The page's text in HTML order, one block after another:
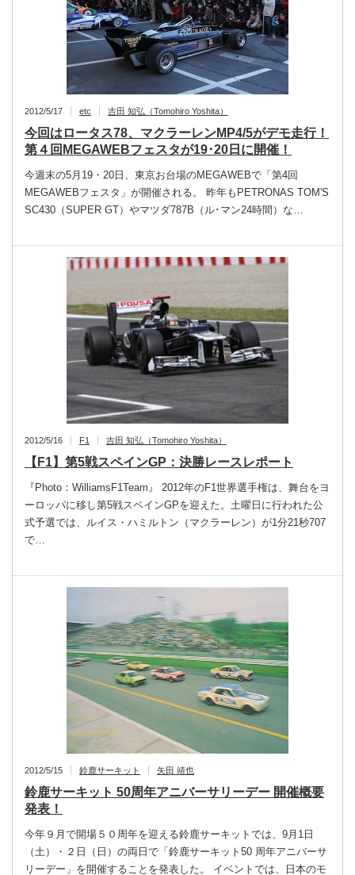
2012/5/17 etc 吉田 知弘（Tomohiro Yoshita）
今回はロータス78、マクラーレンMP4/5がデモ走行！
第４回MEGAWEBフェスタが19･20日に開催！
今週末の5月19・20日、東京お台場のMEGAWEBで「第4回
MEGAWEBフェスタ」が開催される。 昨年もPETRONAS TOM'S
SC430（SUPER GT）やマツダ787B（ル･マン24時間）な…
2012/5/16 F1 吉田 知弘（Tomohiro Yoshita）
【F1】第5戦スペインGP：決勝レースレポート
『Photo：WilliamsF1Team』 2012年のF1世界選手権は、舞台をヨ
ーロッパに移し第5戦スペインGPを迎えた。土曜日に行われた公
式予選では、ルイス・ハミルトン（マクラーレン）が1分21秒707
で…
2012/5/15 鈴鹿サーキット 矢田 靖也
鈴鹿サーキット 50周年アニバーサリーデー 開催概要
発表！
今年９月で開場５０周年を迎える鈴鹿サーキットでは、9月1日
（土）・２日（日）の両日で「鈴鹿サーキット50 周年アニバーサ
リーデー」を開催することを発表した。 イベントでは、日本のモ